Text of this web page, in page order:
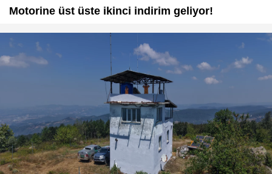
Motorine üst üste ikinci indirim geliyor!